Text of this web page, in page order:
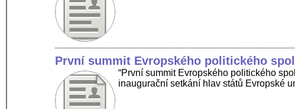
První summit Evropského politického
“První summit Evropského politického
inaugurační setkání hlav států Evropské